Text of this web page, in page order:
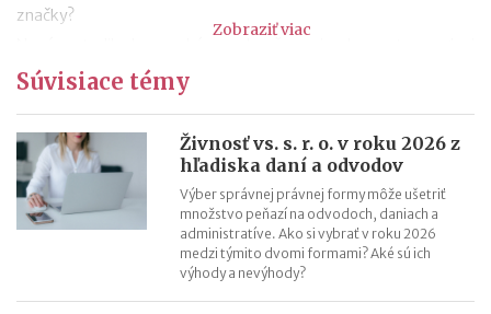
značky?
hodnotení pracovných miest
Kontroly odpočtu DPH pri autách na podnikanie
Kontroly influencerov a tvorcov digitálneho obsahu: finančná
správa sa zameria na ich príjmy
Zmeny v e-faktúre: štát ju opravuje ešte pred zavedením
VÚB mení podmienky firemných debetných a kreditných kariet
Mýty o dôchodkovej prognóze a riešenie sporných situácií
Kedy vznikajú absolventom škôl povinnosti voči Sociálnej
Zobraziť viac
Súvisiace témy
Živnosť vs. s. r. o. v roku 2026 z
hľadiska daní a odvodov
Výber správnej právnej formy môže ušetriť
množstvo peňazí na odvodoch, daniach a
administratíve. Ako si vybrať v roku 2026
medzi týmito dvomi formami? Aké sú ich
výhody a nevýhody?